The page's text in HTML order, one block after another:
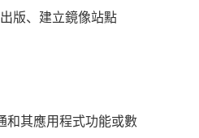
版、建立鏡像站點
和其應用程式功能或數